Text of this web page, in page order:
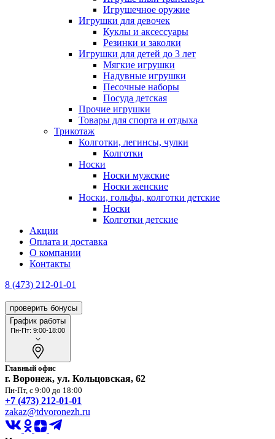
Игрушечное оружие
Игрушки для девочек
Куклы и аксессуары
Резинки и заколки
Игрушки для детей до 3 лет
Мягкие игрушки
Надувные игрушки
Песочные наборы
Посуда детская
Прочие игрушки
Товары для спорта и отдыха
Трикотаж
Колготки, легинсы, чулки
Колготки
Носки
Носки мужские
Носки женские
Носки, гольфы, колготки детские
Носки
Колготки детские
Акции
Оплата и доставка
О компании
Контакты
8 (473) 212-01-01
проверить бонусы
График работы
Пн-Пт: 9:00-18:00
Главный офис
г. Воронеж, ул. Кольцовская, 62
Пн-Пт, с 9:00 до 18:00
+7 (473) 212-01-01
zakaz@tdvoronezh.ru